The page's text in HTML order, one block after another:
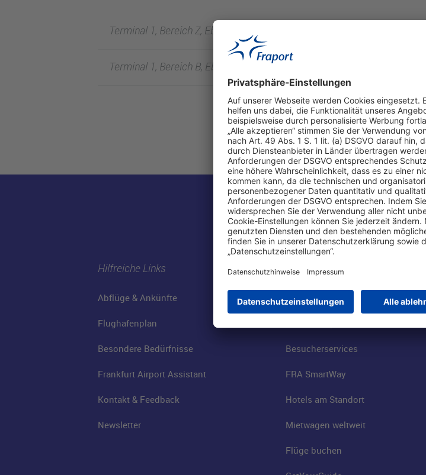
Terminal 1, Bereich Z, Ebene 3
Terminal 1, Bereich B, Ebene 2
Hilfreiche Links
Abflüge & Ankünfte
Flughafenplan
Besondere Bedürfnisse
Frankfurt Airport Assistant
Kontakt & Feedback
Newsletter
Online einkaufen & buchen
Parkplätze
Besucherservices
FRA SmartWay
Hotels am Standort
Mietwagen weltweit
Flüge buchen